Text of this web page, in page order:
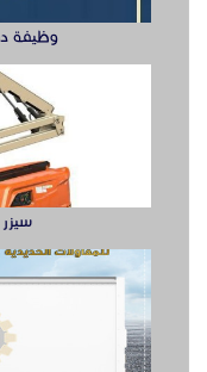
وظيفة
سيزر